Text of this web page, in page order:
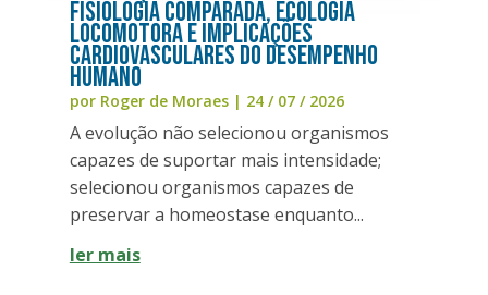
Fisiologia Comparada, Ecologia
Locomotora e Implicações
Cardiovasculares do Desempenho
Humano
por Roger de Moraes| 24 / 07 / 2026
A evolução não selecionou organismos
capazes de suportar mais intensidade;
selecionou organismos capazes de
preservar a homeostase enquanto...
ler mais